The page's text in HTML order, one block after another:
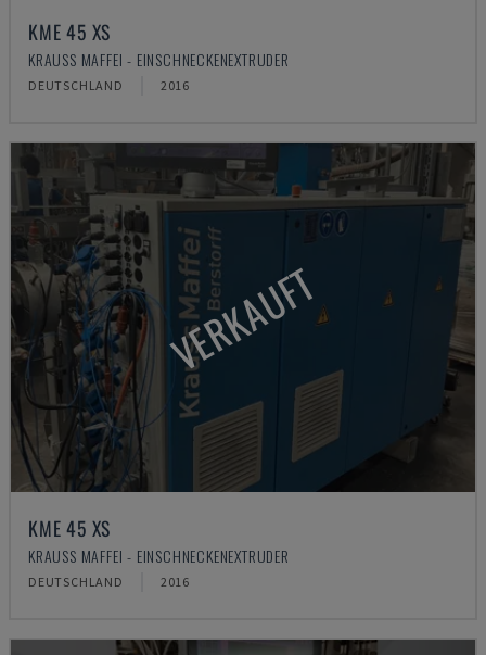
KME 45 XS
KRAUSS MAFFEI - EINSCHNECKENEXTRUDER
DEUTSCHLAND 2016
VERKAUFT
KME 45 XS
KRAUSS MAFFEI - EINSCHNECKENEXTRUDER
DEUTSCHLAND 2016